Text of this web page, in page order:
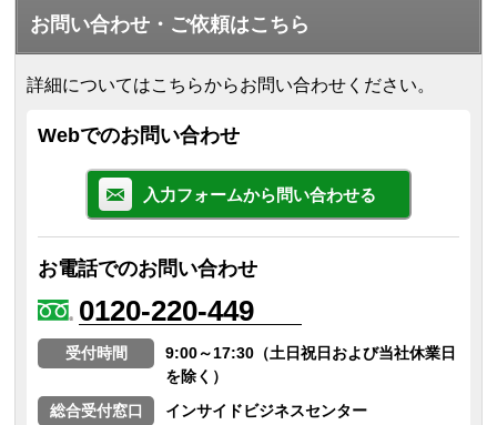
お問い合わせ・ご依頼はこちら
詳細についてはこちらからお問い合わせください。
Webでのお問い合わせ
入力フォームから問い合わせる
お電話でのお問い合わせ
0120-220-449
受付時間
9:00～17:30（土日祝日および当社休業日
を除く）
総合受付窓口
インサイドビジネスセンター